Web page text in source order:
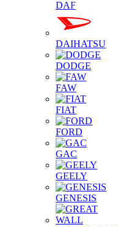
DAF
DAIHATSU
DODGE
FAW
FIAT
FORD
GAC
GEELY
GENESIS